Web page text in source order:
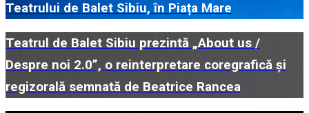
Teatrului de Balet Sibiu, în Piața Mare
Teatrul de Balet Sibiu prezintă „About us /
Despre noi 2.0”, o reinterpretare coregrafică și
regizorală semnată de Beatrice Rancea